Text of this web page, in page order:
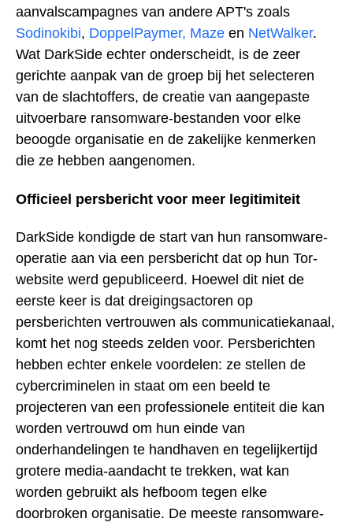
aanvalscampagnes van andere APT's zoals
Sodinokibi, DoppelPaymer, Maze en NetWalker.
Wat DarkSide echter onderscheidt, is de zeer
gerichte aanpak van de groep bij het selecteren
van de slachtoffers, de creatie van aangepaste
uitvoerbare ransomware-bestanden voor elke
beoogde organisatie en de zakelijke kenmerken
die ze hebben aangenomen.
Officieel persbericht voor meer legitimiteit
DarkSide kondigde de start van hun ransomware-
operatie aan via een persbericht dat op hun Tor-
website werd gepubliceerd. Hoewel dit niet de
eerste keer is dat dreigingsactoren op
persberichten vertrouwen als communicatiekanaal,
komt het nog steeds zelden voor. Persberichten
hebben echter enkele voordelen: ze stellen de
cybercriminelen in staat om een beeld te
projecteren van een professionele entiteit die kan
worden vertrouwd om hun einde van
onderhandelingen te handhaven en tegelijkertijd
grotere media-aandacht te trekken, wat kan
worden gebruikt als hefboom tegen elke
doorbroken organisatie. De meeste ransomware-